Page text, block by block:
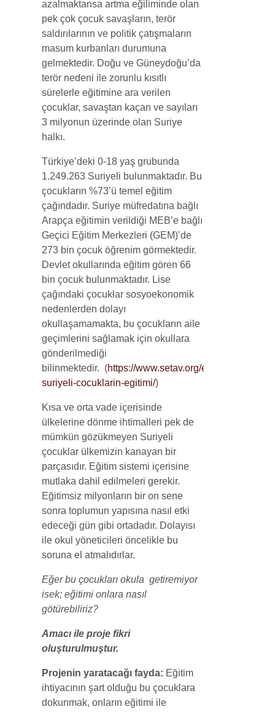
azalmaktansa artma eğiliminde olan
pek çok çocuk savaşların, terör
saldırılarının ve politik çatışmaların
masum kurbanları durumuna
gelmektedir. Doğu ve Güneydoğu’da
terör nedeni ile zorunlu kısıtlı
sürelerle eğitimine ara verilen
çocuklar, savaştan kaçan ve sayıları
3 milyonun üzerinde olan Suriye
halkı.
Türkiye’deki 0-18 yaş grubunda
1.249.263 Suriyeli bulunmaktadır. Bu
çocukların %73’ü temel eğitim
çağındadır. Suriye müfredatına bağlı
Arapça eğitimin verildiği MEB’e bağlı
Geçici Eğitim Merkezleri (GEM)’de
273 bin çocuk öğrenim görmektedir.
Devlet okullarında eğitim gören 66
bin çocuk bulunmaktadır. Lise
çağındaki çocuklar sosyoekonomik
nedenlerden dolayı
okullaşamamakta, bu çocukların aile
geçimlerini sağlamak için okullara
gönderilmediği
bilinmektedir. (https://www.setav.org/etkinlikler/
suriyeli-cocuklarin-egitimi/)
Kısa ve orta vade içerisinde
ülkelerine dönme ihtimalleri pek de
mümkün gözükmeyen Suriyeli
çocuklar ülkemizin kanayan bir
parçasıdır. Eğitim sistemi içerisine
mutlaka dahil edilmeleri gerekir.
Eğitimsiz milyonların bir on sene
sonra toplumun yapısına nasıl etki
edeceği gün gibi ortadadır. Dolayısı
ile okul yöneticileri öncelikle bu
soruna el atmalıdırlar.
Eğer bu çocukları okula getiremiyor
isek; eğitimi onlara nasıl
götürebiliriz?
Amacı ile proje fikri
oluşturulmuştur.
Projenin yaratacağı fayda: Eğitim
ihtiyacının şart olduğu bu çocuklara
dokunmak, onların eğitimi ile